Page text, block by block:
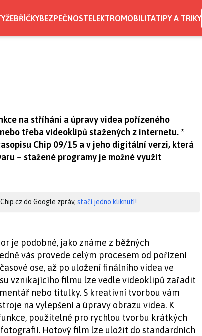
ŽEBŘÍČKYBEZPEČNOSTELEKTROMOBILITATIPY A TRIKY
na stříhání a úpravy videa pořízeného
třeba videoklipů stažených z internetu. *
Chip 09/15 a v jeho digitální verzi, která
– stažené programy je možné využít
do Google zpráv, stačí jedno kliknutí!
je podobné, jako známe z běžných
vás provede celým procesem od pořízení
ose, až po uložení finálního videa ve
vznikajícího filmu lze vedle videoklipů zařadit
nebo titulky. S kreativní tvorbou vám
na vylepšení a úpravy obrazu videa. K
použitelné pro rychlou tvorbu krátkých
Hotový film lze uložit do standardních